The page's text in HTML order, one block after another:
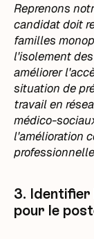
Reprenons
candidat doit
familles
l'isolement
améliorer
situation de
travail en
médico-
l'amélioration
3. Identifier
pour le